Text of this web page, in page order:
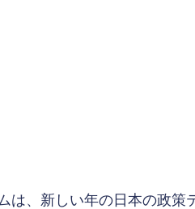
は、新しい年の日本の政